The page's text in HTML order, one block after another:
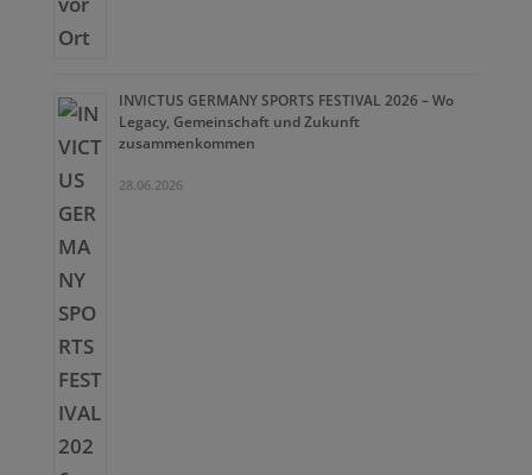
INVICTUS GERMANY SPORTS FESTIVAL 2026 – Wo
Legacy, Gemeinschaft und Zukunft
zusammenkommen
28.06.2026